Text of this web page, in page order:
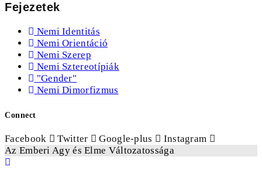
Fejezetek
Nemi Identitás
Nemi Orientáció
Nemi Szerep
Nemi Sztereotípiák
"Gender"
Nemi Dimorfizmus
Connect
Facebook Twitter Google-plus
Instagram
Az Emberi Agy és Elme Változatossága